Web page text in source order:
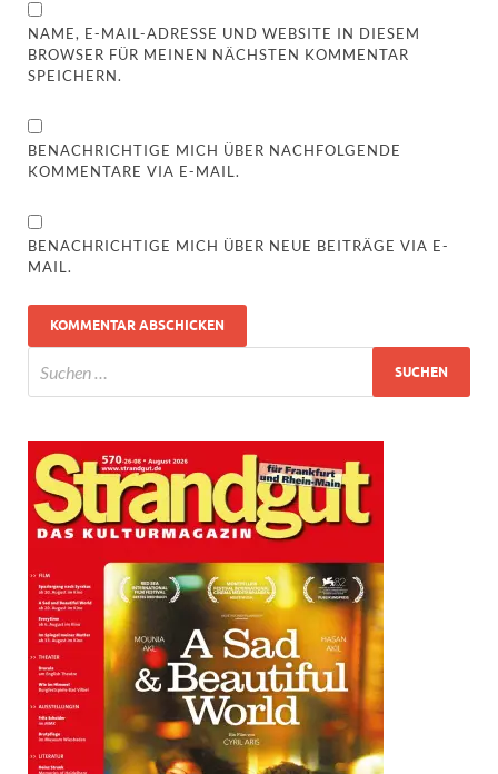
NAME, E-MAIL-ADRESSE UND WEBSITE IN DIESEM
BROWSER FÜR MEINEN NÄCHSTEN KOMMENTAR
SPEICHERN.
BENACHRICHTIGE MICH ÜBER NACHFOLGENDE
KOMMENTARE VIA E-MAIL.
BENACHRICHTIGE MICH ÜBER NEUE BEITRÄGE VIA E-
MAIL.